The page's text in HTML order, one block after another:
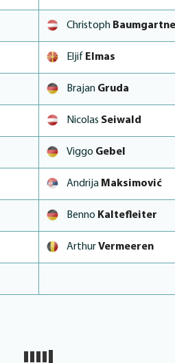
Christoph
Eljif Elmas
Brajan Gruda
Nicolas Seiwald
Viggo Gebel
Andrija Maksimović
Benno Kaltefleiter
ArthurVermeeren